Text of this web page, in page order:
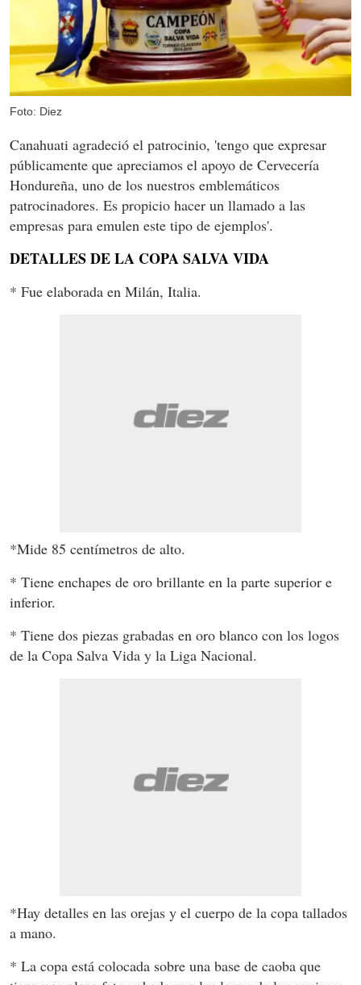
Foto: Diez
Canahuati agradeció el patrocinio, 'tengo que expresar
públicamente que apreciamos el apoyo de Cervecería
Hondureña, uno de los nuestros emblemáticos
patrocinadores. Es propicio hacer un llamado a las
empresas para emulen este tipo de ejemplos'.
DETALLES DE LA COPA SALVA VIDA
* Fue elaborada en Milán, Italia.
*Mide 85 centímetros de alto.
* Tiene enchapes de oro brillante en la parte superior e
inferior.
* Tiene dos piezas grabadas en oro blanco con los logos
de la Copa Salva Vida y la Liga Nacional.
*Hay detalles en las orejas y el cuerpo de la copa tallados
a mano.
* La copa está colocada sobre una base de caoba que